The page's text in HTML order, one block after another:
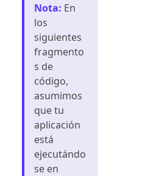
Nota: En
los
siguientes
fragmento
s de
código,
asumimos
que tu
aplicación
está
ejecutándo
se en